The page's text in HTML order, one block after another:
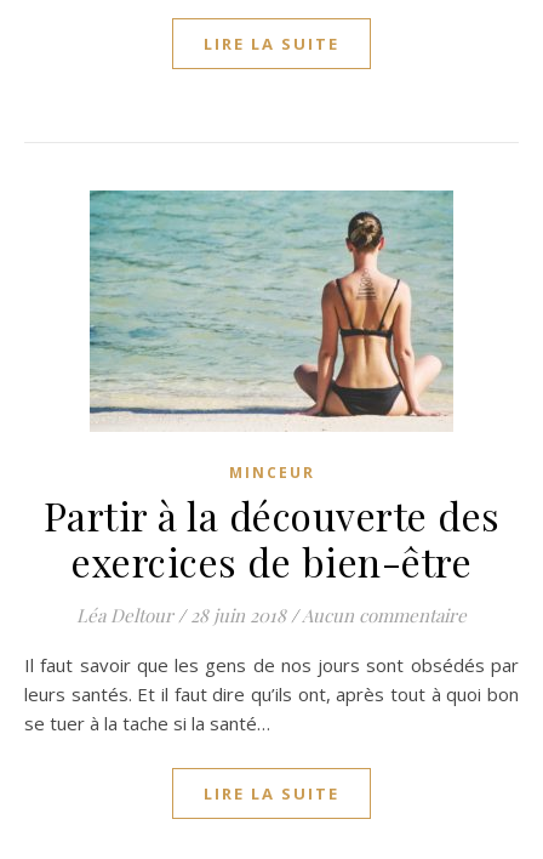
LIRE LA SUITE
MINCEUR
Partir à la découverte des
exercices de bien-être
Léa Deltour / 28 juin 2018 / Aucun commentaire
Il faut savoir que les gens de nos jours sont obsédés par
leurs santés. Et il faut dire qu’ils ont, après tout à quoi bon
se tuer à la tache si la santé…
LIRE LA SUITE